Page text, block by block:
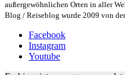
außergewöhnlichen Orten in aller
Blog / Reiseblog wurde 2009 von
Facebook
Instagram
Youtube